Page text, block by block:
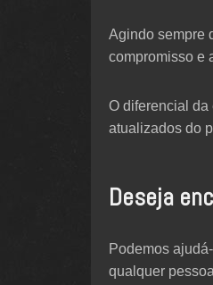
Agindo sempre
compromisso e
O diferencial da
atualizados do
Deseja
Podemos
qualquer